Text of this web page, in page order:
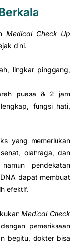
Medical Check Up
dini.
lingkar pinggang,
puasa & 2 jam
fungsi hati,
yang memerlukan
olahraga, dan
pendekatan
dapat membuat
efektif.
Medical Check
pemeriksaan
begitu, dokter bisa